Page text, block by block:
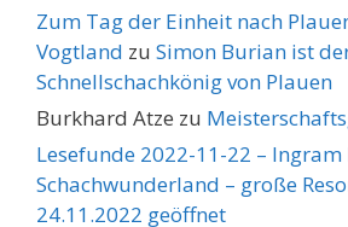
Zum Tag der Einheit nach
Vogtland zu Simon Burian ist
Schnellschachkönig von Plauen
Burkhard Atze zu
Lesefunde 2022-11-22 –
Schachwunderland – große
24.11.2022 geöffnet